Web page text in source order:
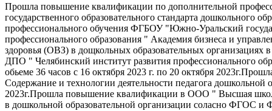
Прошла повышение квалификации по дополнительной
государственного образовательного стандарта дошкольного
профессионального обучения ФГБОУ "Южно-Уральский
профессионального образования " Академия бизнеса и
здоровья (ОВЗ) в дощкольных образовательных
ДПО " Челябинский институт развития профессионального
обьеме 36 часов с 16 октября 2023 г. по 20 октября
Содержание и технологии деятельности педагога
2023г.Прошла повышение квалификации в ООО " Высшая
в дошкольной образовательной организации соласно ФГОС